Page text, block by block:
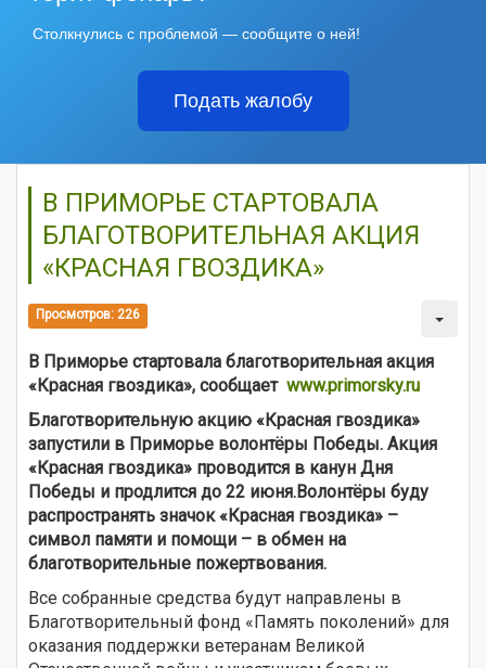
Столкнулись с проблемой — сообщите о ней!
Подать жалобу
В ПРИМОРЬЕ СТАРТОВАЛА
БЛАГОТВОРИТЕЛЬНАЯ АКЦИЯ
«КРАСНАЯ ГВОЗДИКА»
Просмотров: 226
В Приморье стартовала благотворительная акция
«Красная гвоздика», сообщает www.primorsky.ru
Благотворительную акцию «Красная гвоздика»
запустили в Приморье волонтёры Победы. Акция
«Красная гвоздика» проводится в канун Дня
Победы и продлится до 22 июня.Волонтёры буду
распространять значок «Красная гвоздика» –
символ памяти и помощи – в обмен на
благотворительные пожертвования.
Все собранные средства будут направлены в
Благотворительный фонд «Память поколений» для
оказания поддержки ветеранам Великой